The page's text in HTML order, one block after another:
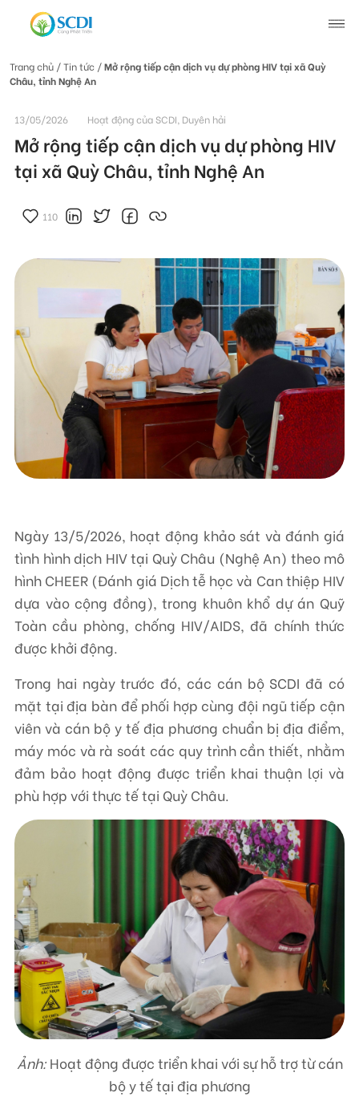
Hoạt động của SCDI
Tin tức chung
Tuyển dụng
Tài liệu
Liên hệ
TRUNG TÂM HỖ TRỢ SÁNG KIẾN PHÁT TRIỂN CỘNG ĐỒNG
Fax: +84-24-3572 0689
Email: scdi@scdi.org.vn
Trang chủ / Tin tức /Mở rộng tiếp cận dịch vụ dự phòng HIV tại xã Quỳ
Châu, tỉnh Nghệ An
13/05/2026 Hoạt động của SCDI, Duyên hải
Mở rộng tiếp cận dịch vụ dự phòng HIV
tại xã Quỳ Châu, tỉnh Nghệ An
110
Ngày 13/5/2026, hoạt động khảo sát và đánh giá
tình hình dịch HIV tại Quỳ Châu (Nghệ An) theo mô
hình CHEER (Đánh giá Dịch tễ học và Can thiệp HIV
dựa vào cộng đồng), trong khuôn khổ dự án Quỹ
Toàn cầu phòng, chống HIV/AIDS, đã chính thức
được khởi động.
Trong hai ngày trước đó, các cán bộ SCDI đã có
mặt tại địa bàn để phối hợp cùng đội ngũ tiếp cận
viên và cán bộ y tế địa phương chuẩn bị địa điểm,
máy móc và rà soát các quy trình cần thiết, nhằm
đảm bảo hoạt động được triển khai thuận lợi và
phù hợp với thực tế tại Quỳ Châu.
Ảnh: Hoạt động được triển khai với sự hỗ trợ từ cán
bộ y tế tại địa phương